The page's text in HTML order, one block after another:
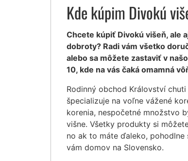
Kde kúpim Divokú
Chcete kúpiť Divokú višeň, ale
dobroty? Radi vám všetko
alebo sa môžete zastaviť v
10, kde na vás čaká omamná
Rodinný obchod Království
špecializuje na voľne vážené
korenia, nespočetné množstvo
višne. Všetky produkty si
no ak to máte ďaleko,
vám domov na Slovensko.